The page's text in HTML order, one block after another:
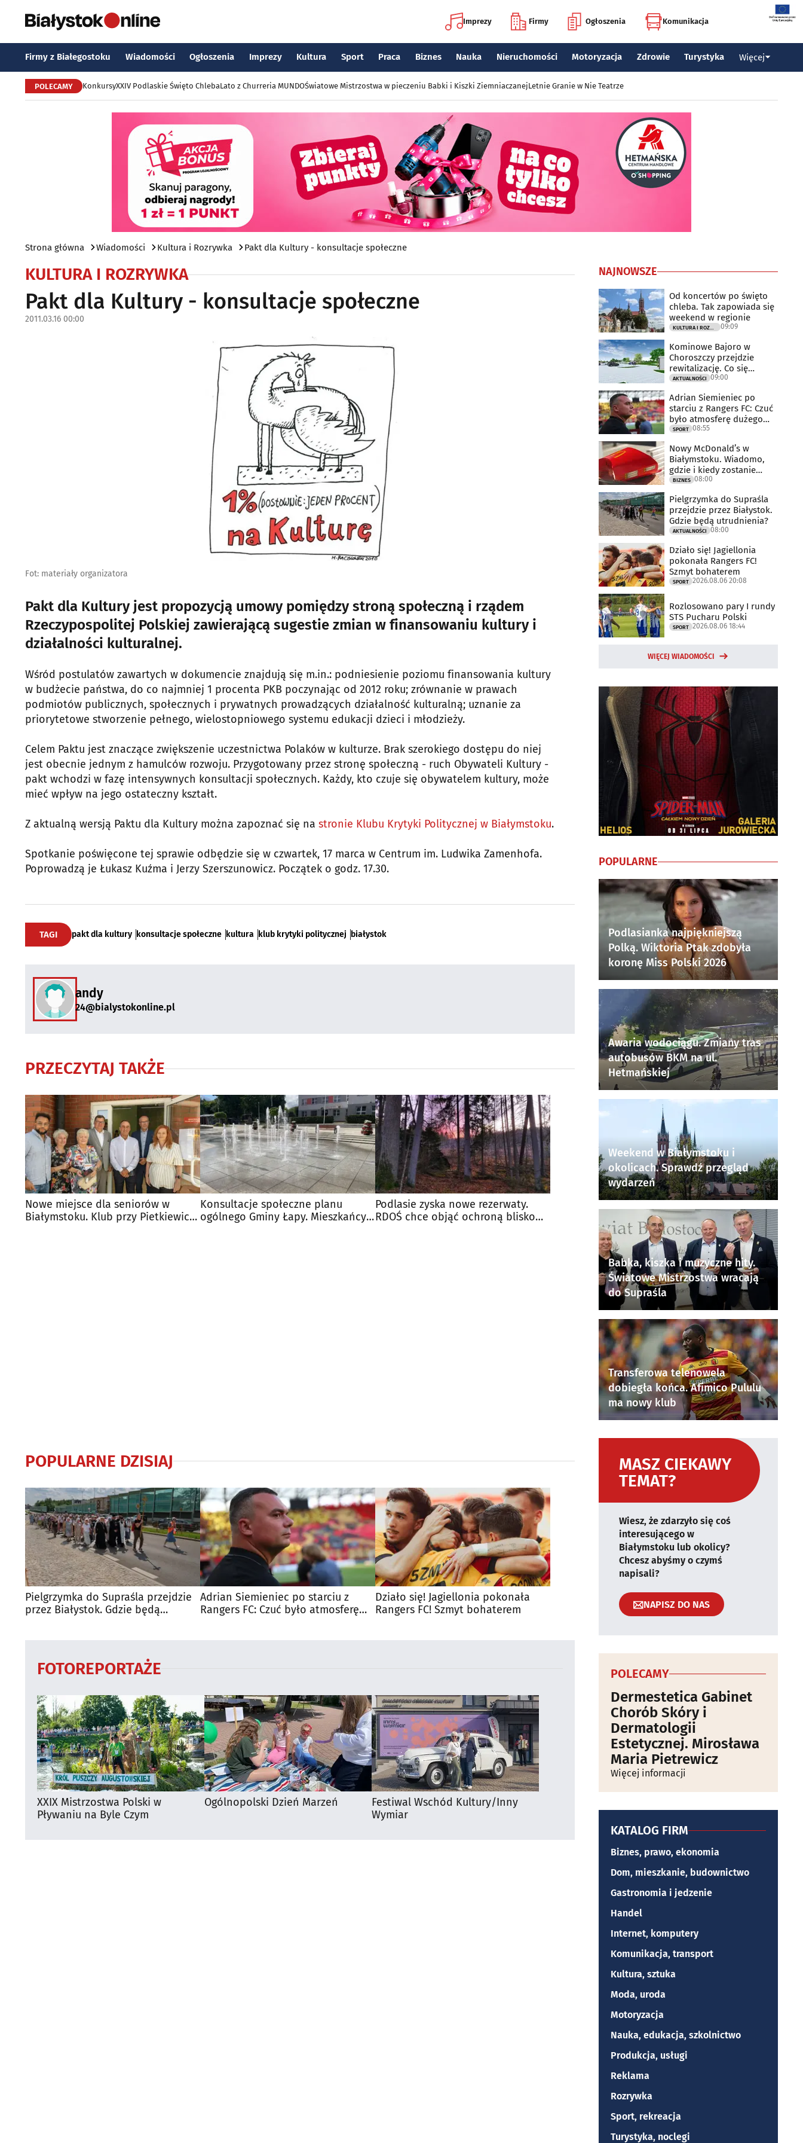
Imprezy Firmy Ogłoszenia Komunikacja
Firmy z Białegostoku Wiadomości Ogłoszenia Imprezy Kultura Sport Praca Biznes Nauka Nieruchomości Motoryzacja Zdrowie Turystyka Więcej
POLECAMY KonkursyXXIV Podlaskie Święto ChlebaLato z Churreria MUNDOŚwiatowe Mistrzostwa w pieczeniu Babki i Kiszki ZiemniaczanejLetnie Granie w Nie Teatrze
Strona główna Wiadomości Kultura i Rozrywka Pakt dla Kultury - konsultacje społeczne
KULTURA I ROZRYWKA
Pakt dla Kultury - konsultacje społeczne
2011.03.16 00:00
Fot: materiały organizatora
Pakt dla Kultury jest propozycją umowy pomiędzy stroną społeczną i rządem
Rzeczypospolitej Polskiej zawierającą sugestie zmian w finansowaniu kultury i
działalności kulturalnej.
Wśród postulatów zawartych w dokumencie znajdują się m.in.: podniesienie poziomu finansowania kultury
w budżecie państwa, do co najmniej 1 procenta PKB poczynając od 2012 roku; zrównanie w prawach
podmiotów publicznych, społecznych i prywatnych prowadzących działalność kulturalną; uznanie za
priorytetowe stworzenie pełnego, wielostopniowego systemu edukacji dzieci i młodzieży.
Celem Paktu jest znaczące zwiększenie uczestnictwa Polaków w kulturze. Brak szerokiego dostępu do niej
jest obecnie jednym z hamulców rozwoju. Przygotowany przez stronę społeczną - ruch Obywateli Kultury -
pakt wchodzi w fazę intensywnych konsultacji społecznych. Każdy, kto czuje się obywatelem kultury, może
mieć wpływ na jego ostateczny kształt.
Z aktualną wersją Paktu dla Kultury można zapoznać się na stronie Klubu Krytyki Politycznej w Białymstoku.
Spotkanie poświęcone tej sprawie odbędzie się w czwartek, 17 marca w Centrum im. Ludwika Zamenhofa.
Poprowadzą je Łukasz Kuźma i Jerzy Szerszunowicz. Początek o godz. 17.30.
TAGI pakt dla kultury konsultacje społeczne kultura klub krytyki politycznej białystok
andy
24@bialystokonline.pl
PRZECZYTAJ TAKŻE
Nowe miejsce dla seniorów w
Białymstoku. Klub przy Pietkiewicza
Konsultacje społeczne planu
ogólnego Gminy Łapy. Mieszkańcy
Podlasie zyska nowe rezerwaty.
RDOŚ chce objąć ochroną blisko
POPULARNE DZISIAJ
Pielgrzymka do Supraśla przejdzie
przez Białystok. Gdzie będą
Adrian Siemieniec po starciu z
Rangers FC: Czuć było atmosferę
Działo się! Jagiellonia pokonała
Rangers FC! Szmyt bohaterem
FOTOREPORTAŻE
XXIX Mistrzostwa Polski w
Pływaniu na Byle Czym
Ogólnopolski Dzień Marzeń
Festiwal Wschód Kultury/Inny
Wymiar
NAJNOWSZE
Od koncertów po święto
chleba. Tak zapowiada się
weekend w regionie
09:09
Kominowe Bajoro w
Choroszczy przejdzie
rewitalizację. Co się
zmieni?
AKTUALNOŚCI 09:00
Adrian Siemieniec po
starciu z Rangers FC: Czuć
było atmosferę dużego
meczu
SPORT 08:55
Nowy McDonald’s w
Białymstoku. Wiadomo,
gdzie i kiedy zostanie
otwarty
BIZNES 08:00
Pielgrzymka do Supraśla
przejdzie przez Białystok.
Gdzie będą utrudnienia?
AKTUALNOŚCI 08:00
Działo się! Jagiellonia
pokonała Rangers FC!
Szmyt bohaterem
SPORT 2026.08.06 20:08
Rozlosowano pary I rundy
STS Pucharu Polski
SPORT 2026.08.06 18:44
WIĘCEJ WIADOMOŚCI
POPULARNE
Podlasianka najpiękniejszą
Polką. Wiktoria Ptak zdobyła
koronę Miss Polski 2026
Awaria wodociągu. Zmiany tras
autobusów BKM na ul.
Hetmańskiej
Weekend w Białymstoku i
okolicach. Sprawdź przegląd
wydarzeń
Babka, kiszka i muzyczne hity.
Światowe Mistrzostwa wracają
do Supraśla
Transferowa telenowela
dobiegła końca. Afimico Pululu
ma nowy klub
MASZ CIEKAWY
TEMAT?
Wiesz, że zdarzyło się coś
interesującego w
Białymstoku lub okolicy?
Chcesz abyśmy o czymś
napisali?
NAPISZ DO NAS
POLECAMY
Dermestetica Gabinet
Chorób Skóry i
Dermatologii
Estetycznej. Mirosława
Maria Pietrewicz
Więcej informacji
KATALOG FIRM
Biznes, prawo, ekonomia
Dom, mieszkanie, budownictwo
Gastronomia i jedzenie
Handel
Internet, komputery
Komunikacja, transport
Kultura, sztuka
Moda, uroda
Motoryzacja
Nauka, edukacja, szkolnictwo
Produkcja, usługi
Reklama
Rozrywka
Sport, rekreacja
Turystyka, noclegi